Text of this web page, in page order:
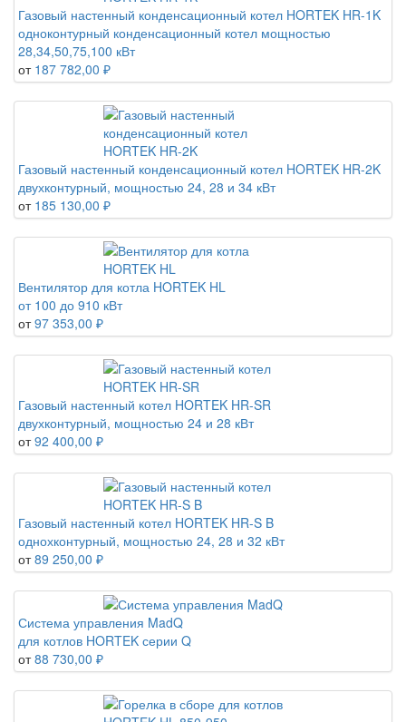
Газовый настенный конденсационный котел HORTEK HR-1K
одноконтурный конденсационный котел мощностью
28,34,50,75,100 кВт
от 187 782,00 ₽
Газовый настенный конденсационный котел HORTEK HR-2K
двухконтурный, мощностью 24, 28 и 34 кВт
от 185 130,00 ₽
Вентилятор для котла HORTEK HL
от 100 до 910 кВт
от 97 353,00 ₽
Газовый настенный котел HORTEK HR-SR
двухконтурный, мощностью 24 и 28 кВт
от 92 400,00 ₽
Газовый настенный котел HORTEK HR-S B
однохконтурный, мощностью 24, 28 и 32 кВт
от 89 250,00 ₽
Система управления MadQ
для котлов HORTEK серии Q
от 88 730,00 ₽